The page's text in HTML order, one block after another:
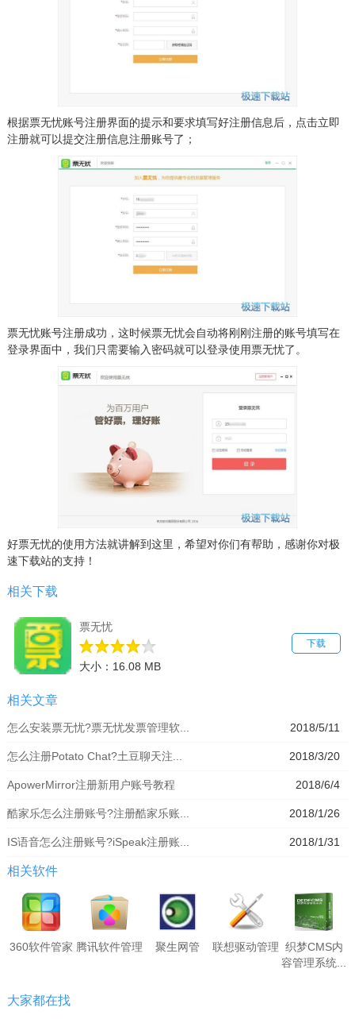
根据票无忧账号注册界面的提示和要求填写好注册信息后，点击立即
注册就可以提交注册信息注册账号了；
票无忧账号注册成功，这时候票无忧会自动将刚刚注册的账号填写在
登录界面中，我们只需要输入密码就可以登录使用票无忧了。
好票无忧的使用方法就讲解到这里，希望对你们有帮助，感谢你对极
速下载站的支持！
相关下载
下载
票无忧
大小：16.08 MB
相关文章
2018/5/11
怎么安装票无忧?票无忧发票管理软...
2018/3/20
怎么注册Potato Chat?土豆聊天注...
2018/6/4
ApowerMirror注册新用户账号教程
2018/1/26
酷家乐怎么注册账号?注册酷家乐账...
2018/1/31
IS语音怎么注册账号?iSpeak注册账...
相关软件
360软件管家 腾讯软件管理 聚生网管 联想驱动管理 织梦CMS内
容管理系统...
大家都在找